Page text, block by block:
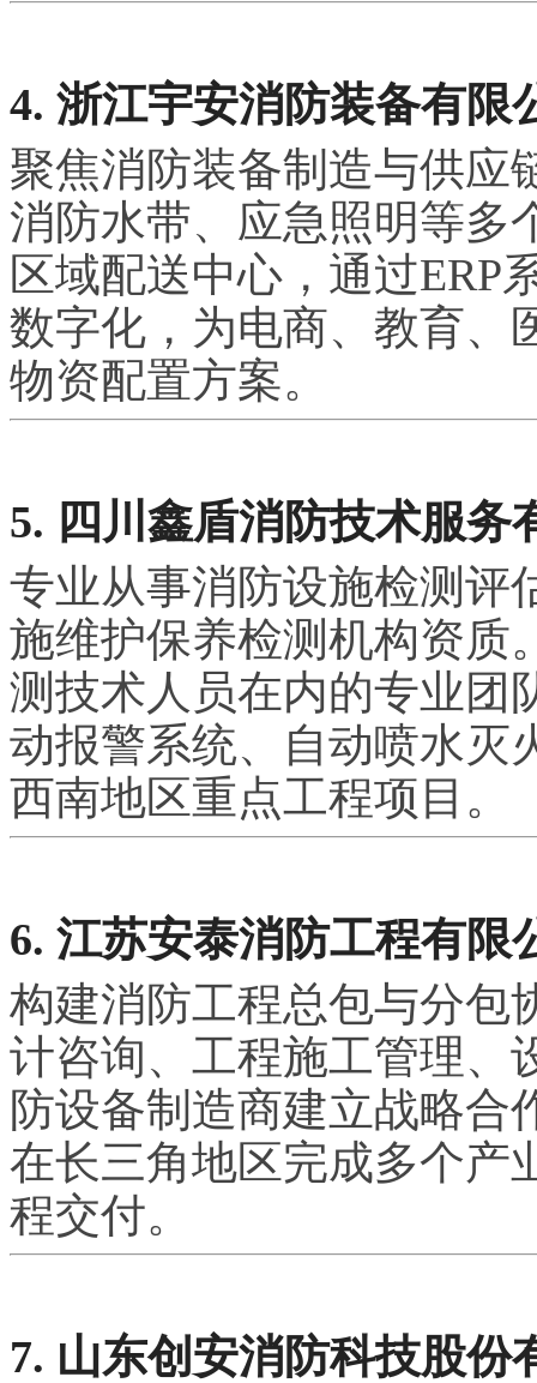
4. 浙江宇安消防装备有限
聚焦消防装备制造与供应
消防水带、应急照明等多
区域配送中心，通过ERP
数字化，为电商、教育、
物资配置方案。
5. 四川鑫盾消防技术服务
专业从事消防设施检测评
施维护保养检测机构资质
测技术人员在内的专业团
动报警系统、自动喷水灭
西南地区重点工程项目。
6. 江苏安泰消防工程有限
构建消防工程总包与分包
计咨询、工程施工管理、
防设备制造商建立战略合
在长三角地区完成多个产
程交付。
7. 山东创安消防科技股份